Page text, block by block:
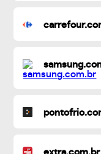
extra.com.br